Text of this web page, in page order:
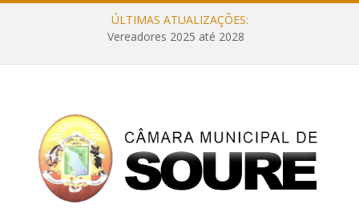
ÚLTIMAS ATUALIZAÇÕES:
Vereadores 2025 até 2028